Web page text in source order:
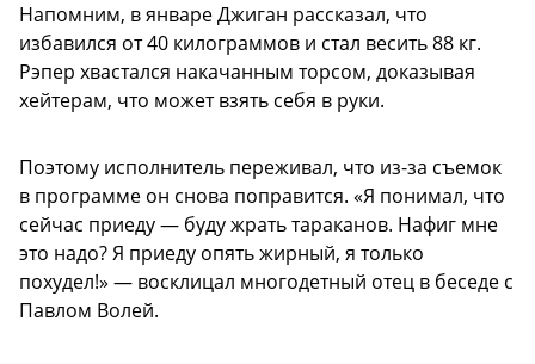
Напомним, в январе Джиган рассказал, что
избавился от 40 килограммов и стал весить 88 кг.
Рэпер хвастался накачанным торсом, доказывая
хейтерам, что может взять себя в руки.
Поэтому исполнитель переживал, что из-за съемок
в программе он снова поправится. «Я понимал, что
сейчас приеду — буду жрать тараканов. Нафиг мне
это надо? Я приеду опять жирный, я только
похудел!» — восклицал многодетный отец в беседе с
Павлом Волей.